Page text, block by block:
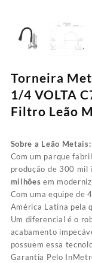
Torneira
1/4 VOLTA
Filtro Leão
Sobre a Leão Metais:
Com um parque
produção de 300
milhões em
Com uma equipe de
América Latina pela
Um diferencial é o
acabamento
possuem essa
Garantia Pelo